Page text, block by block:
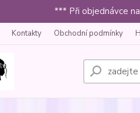
*** Při objednávce
Kontakty Obchodní podmínky